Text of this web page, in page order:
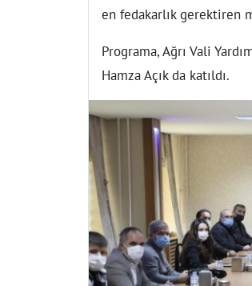
en fedakarlık gerektiren
Programa, Ağrı Vali
Hamza Açık da katıldı.